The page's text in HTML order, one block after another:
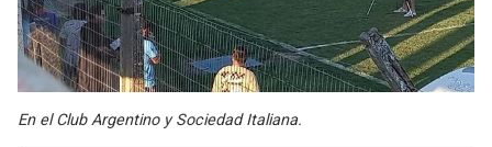
En el Club Argentino y Sociedad Italiana.